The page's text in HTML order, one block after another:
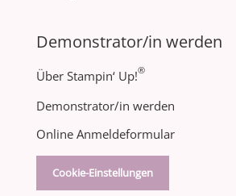
Demonstrator/in werden
Über Stampin‘ Up!®
Demonstrator/in werden
Online Anmeldeformular
Cookie-Einstellungen